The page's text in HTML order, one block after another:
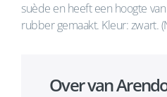
suède en heeft een hoogte
rubber gemaakt. Kleur: zwart.
Over van